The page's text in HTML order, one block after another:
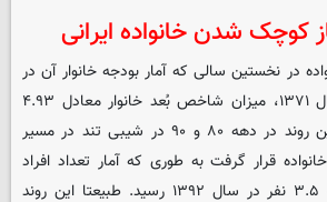
در نخستین سالی که آمار بودجه خانوار آن در
دسترس است یعنی سال ۱۳۷۱، میزان شاخص بُعد خانوار معادل ۴.۹۳
نفر گزارش شده بود. این روند در دهه ۸۰ و ۹۰ در شیبی تند در مسیر
قرار گرفت به طوری که آمار تعداد افراد
خانواده از متوسط ۵ به ۳.۵ نفر در سال ۱۳۹۲ رسید. طبیعتا این روند